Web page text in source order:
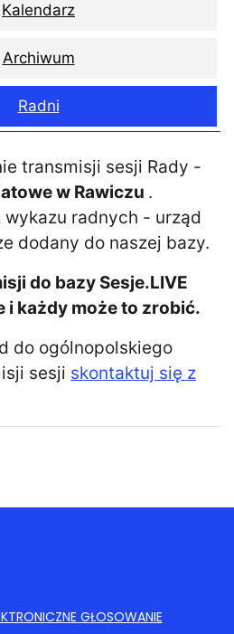
Kalendarz
Archiwum
Radni
transmisji sesji Rady -
w Rawiczu .
radnych - urząd
dodany do naszej bazy.
do bazy Sesje.LIVE
i każdy może to zrobić.
do ogólnopolskiego
sesji skontaktuj się z
GŁOSOWANIE